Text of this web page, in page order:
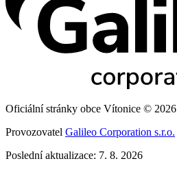
Oficiální stránky obce Vítonice © 2026
Provozovatel Galileo Corporation s.r.o.
Poslední aktualizace: 7. 8. 2026